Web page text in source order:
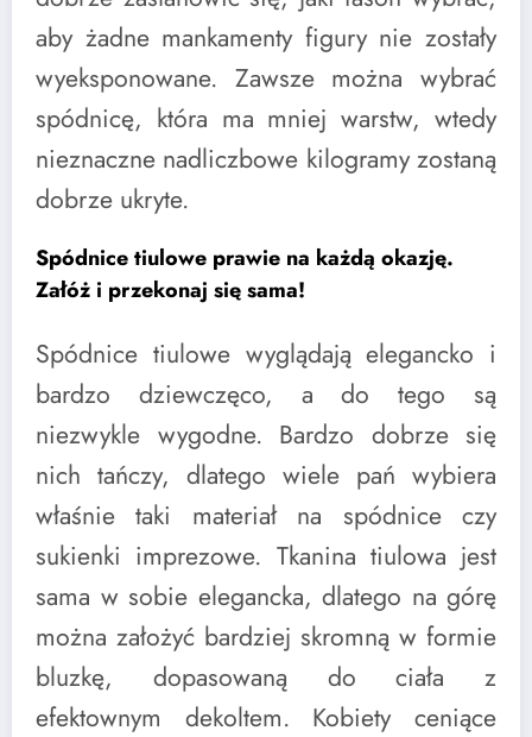
aby żadne mankamenty figury nie zostały
wyeksponowane. Zawsze można wybrać
spódnicę, która ma mniej warstw, wtedy
nieznaczne nadliczbowe kilogramy zostaną
dobrze ukryte.
Spódnice tiulowe prawie na każdą okazję.
Załóż i przekonaj się sama!
Spódnice tiulowe wyglądają elegancko i
bardzo dziewczęco, a do tego są
niezwykle wygodne. Bardzo dobrze się
nich tańczy, dlatego wiele pań wybiera
właśnie taki materiał na spódnice czy
sukienki imprezowe. Tkanina tiulowa jest
sama w sobie elegancka, dlatego na górę
można założyć bardziej skromną w formie
bluzkę, dopasowaną do ciała z
efektownym dekoltem. Kobiety ceniące